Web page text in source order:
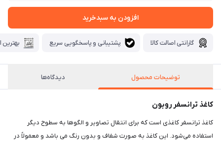
افزودن به سبدخرید
گارانتی اصالت کالا پشتیبانی و پاسخگویی سریع بهترین
توضیحات محصول دیدگاه‌ها
کاغذ ترانسفر روبون
کاغذ ترانسفر کاغذی است که برای انتقال تصاویر و الگوها به سطوح دیگر
استفاده می‌شود. این کاغذ به صورت شفاف و بدون رنگ می باشد و معمولاً در